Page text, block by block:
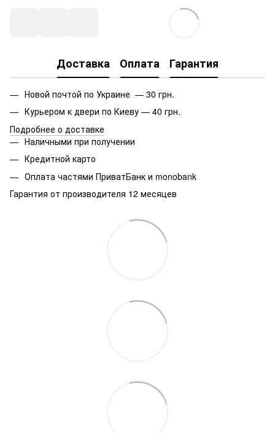
Доставка Оплата Гарантия
Новой почтой по Украине — 30 грн.
Курьером к двери по Киеву — 40 грн.
Подробнее о доставке
Наличными при получении
Кредитной карто
Оплата частями ПриватБанк и monobank
Гарантия от производителя 12 месяцев